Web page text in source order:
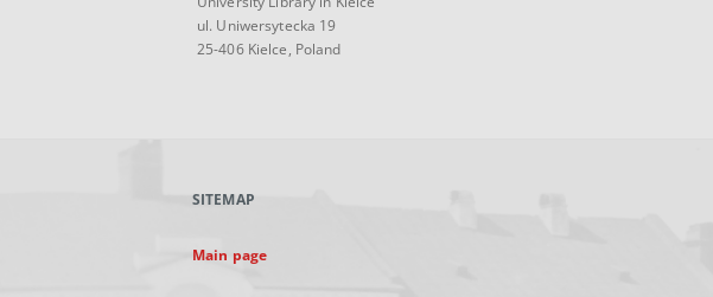
ul. Uniwersytecka 19
25-406 Kielce, Poland
SITEMAP
Main page